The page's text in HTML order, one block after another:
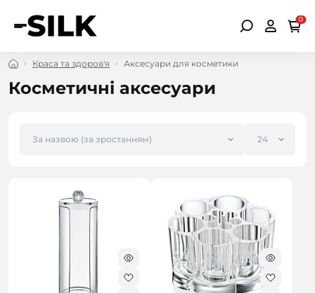
0
Краса та здоров'я Аксесуари для косметики
Косметичні аксесуари